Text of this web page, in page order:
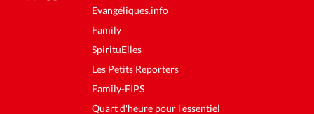
Evangéliques.info
Family
SpirituElles
Les Petits Reporters
Family-FIPS
Quart d'heure pour l'essentiel